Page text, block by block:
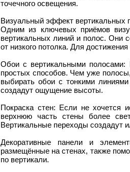
точечного освещения.
Визуальный эффект вертикальных
Одним из ключевых приёмов
вертикальных линий и полос. Они
от низкого потолка. Для
Обои с вертикальными
простых способов. Чем уже
выбирать обои с тонкими
создадут ощущение высоты.
Покраска стен: Если не хочется
верхнюю часть стены более
Вертикальные переходы создадут
Декоративные панели и
размещённые на стенах, также
по вертикали.